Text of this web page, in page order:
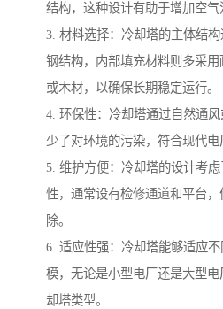
结构，这种设计有助于增加空气
3. 材料选择：冷却塔的主体结
钢结构，内部填充材料则多采
或木材，以确保长期稳定运行。
4. 环保性：冷却塔通过自然通
少了对环境的污染，符合现代电
5. 维护方便：冷却塔的设计考
性，通常设有检修通道和平台
除。
6. 适应性强：冷却塔能够适应
模，无论是小型电厂还是大型
却塔类型。